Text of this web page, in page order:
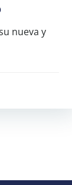
nueva y